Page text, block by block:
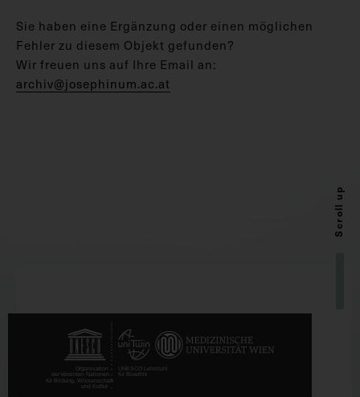
Sie haben eine Ergänzung oder einen möglichen
Fehler zu diesem Objekt gefunden?
Wir freuen uns auf Ihre Email an:
archiv@josephinum.ac.at
Scroll up